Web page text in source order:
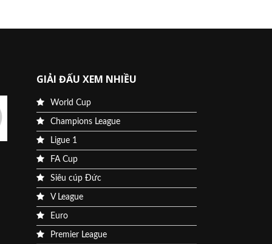
GIẢI ĐẤU XEM NHIỀU
World Cup
Champions League
Ligue 1
FA Cup
Siêu cúp Đức
V League
Euro
Premier League